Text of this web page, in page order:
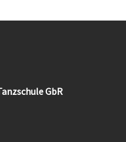
GbR